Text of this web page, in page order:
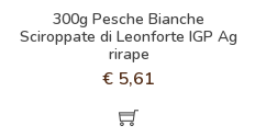
300g Pesche Bianche
Sciroppate di Leonforte IGP Ag
rirape
€ 5,61